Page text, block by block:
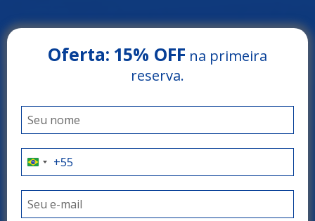
Oferta: 15% OFF na primeira
reserva.
Arrey Beach Hotel
PARNAÍBA - PIAUÍ
O refúgio perfeito!